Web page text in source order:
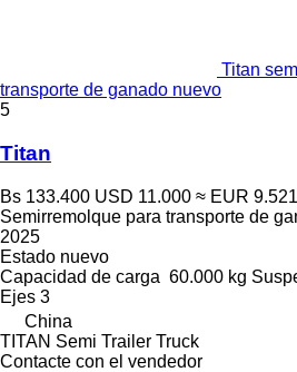
Titan
transporte de ganado nuevo
5
Titan
Bs 133.400 USD 11.000 ≈ EUR 9.521
Semirremolque para transporte de
2025
Estado nuevo
Capacidad de carga 60.000 kg
Ejes 3
China
TITAN Semi Trailer Truck
Contacte con el vendedor